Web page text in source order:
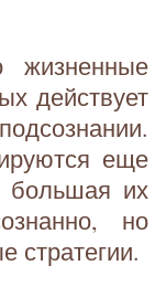
действует
еще
большая их
но
стратегии.